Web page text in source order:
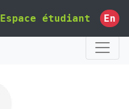
Espace étudiant En